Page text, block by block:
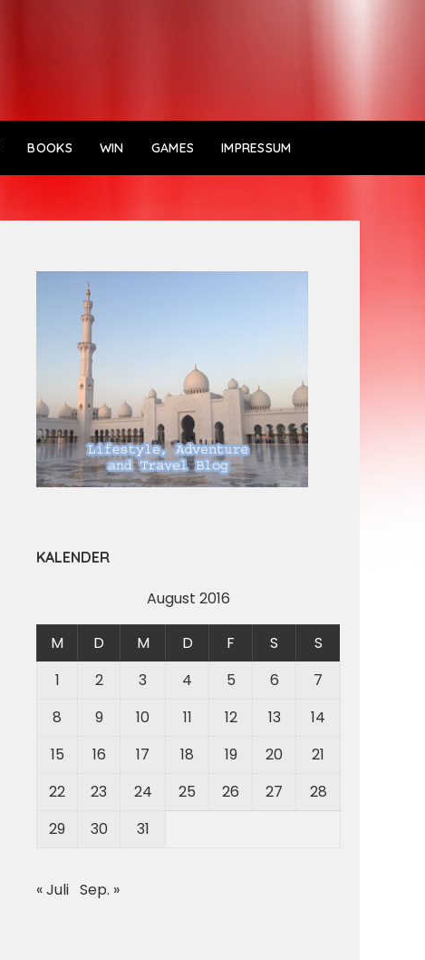
BOOKS WIN GAMES IMPRESSUM
KALENDER
August 2016
M D M D F S
S
1
2 3 4 5 6
7
8
9 10 11 12 13
14
15
16 17 18 19 20
21
22
23 24 25 26 27
28
29
30 31
« Juli Sep. »